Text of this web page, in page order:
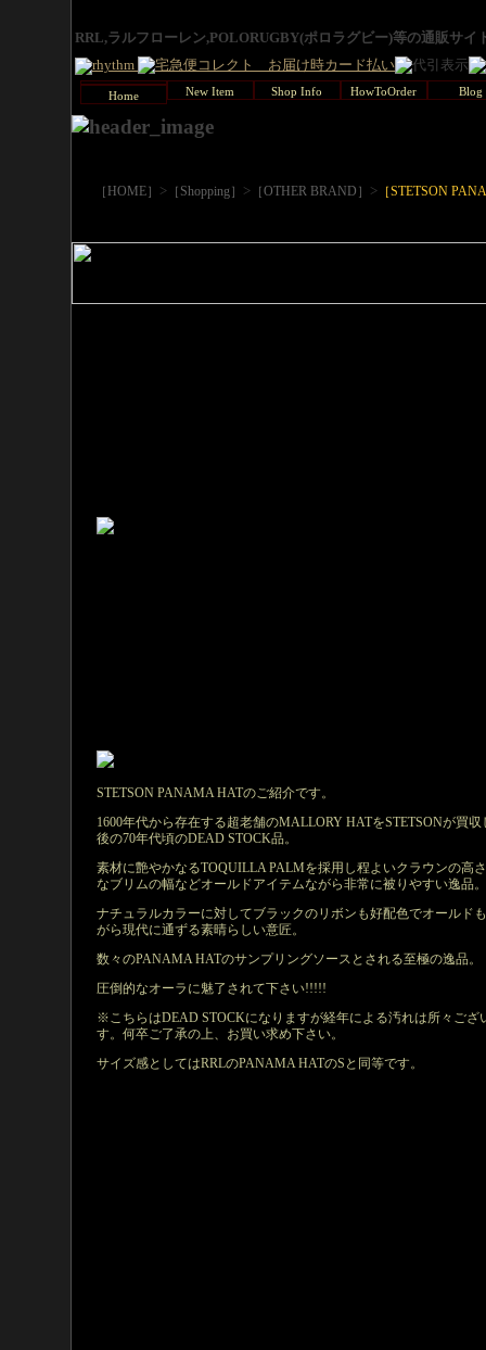
RRL,ラルフローレン,POLORUGBY(ポロラグビー)等の通販サ
Home New Item Shop Info HowToOrder Blog
［HOME］ > ［Shopping］ > ［OTHER BRAND］ > ［STETSON
STETSON PANAMA HATのご紹介です。
1600年代から存在する超老舗のMALLORY HATをSTETSONが買収
後の70年代頃のDEAD STOCK品。
素材に艶やかなるTOQUILLA PALMを採用し程よいクラウンの高
なブリムの幅などオールドアイテムながら非常に被りやすい逸品。
ナチュラルカラーに対してブラックのリボンも好配色でオールド
がら現代に通ずる素晴らしい意匠。
数々のPANAMA HATのサンプリングソースとされる至極の逸品。
圧倒的なオーラに魅了されて下さい!!!!!
※こちらはDEAD STOCKになりますが経年による汚れは所々ござ
す。何卒ご了承の上、お買い求め下さい。
サイズ感としてはRRLのPANAMA HATのSと同等です。